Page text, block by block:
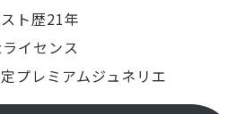
ト歴21年
イセンス
プレミアムジュネリエ